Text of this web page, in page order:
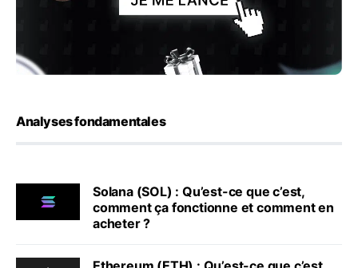
Analyses fondamentales
Solana (SOL) : Qu’est-ce que c’est,
comment ça fonctionne et comment en
acheter ?